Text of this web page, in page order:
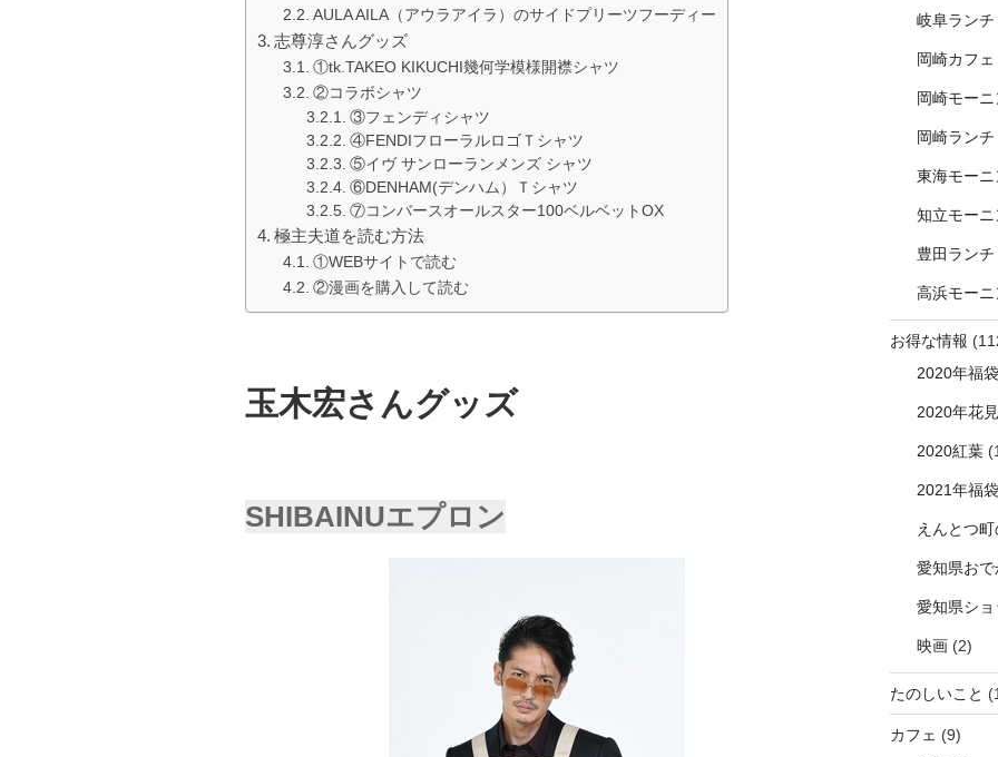
AULA AILA（アウラアイラ）のサイドプリーツフーディー
志尊淳さんグッズ
①tk.TAKEO KIKUCHI幾何学模様開襟シャツ
②コラボシャツ
③フェンディシャツ
④FENDIフローラルロゴＴシャツ
⑤イヴ サンローランメンズ シャツ
⑥DENHAM(デンハム）Ｔシャツ
⑦コンバースオールスター100ベルベットOX
極主夫道を読む方法
①WEBサイトで読む
②漫画を購入して読む
玉木宏さんグッズ
SHIBAINUエプロン
岐阜ランチ
岡崎カフェ
岡崎モー
岡崎ランチ
東海モーニ
知立モーニ
豊田ランチ
高浜モーニ
お得な情報
2020年福袋
2020年花見
2020紅葉
2021年福袋
えんとつ
愛知県おで
愛知県シ
映画(2)
たのしいこと
カフェ (9)